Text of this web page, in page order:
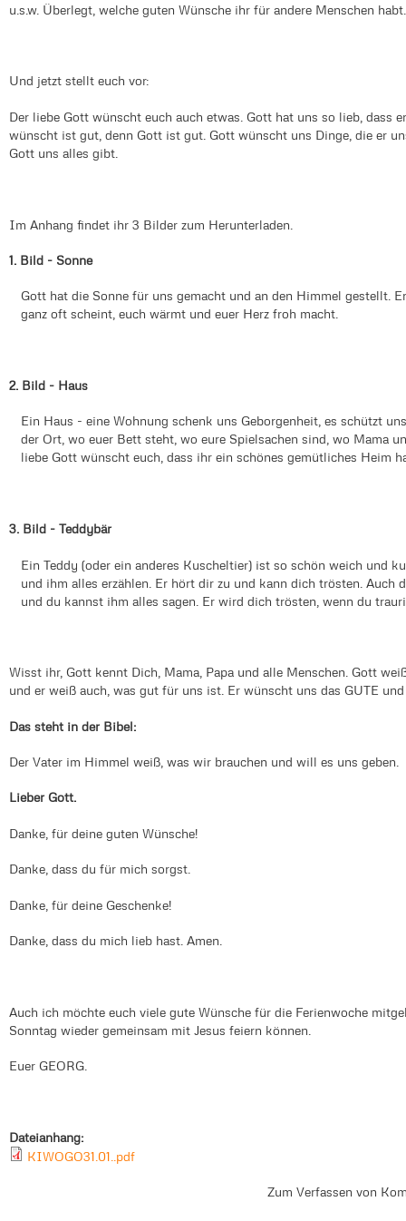
u.s.w. Überlegt, welche guten Wünsche ihr für andere Menschen habt.
Und jetzt stellt euch vor:
Der liebe Gott wünscht euch auch etwas. Gott hat uns so lieb, dass
wünscht ist gut, denn Gott ist gut. Gott wünscht uns Dinge, die er
Gott uns alles gibt.
Im Anhang findet ihr 3 Bilder zum Herunterladen.
1. Bild - Sonne
Gott hat die Sonne für uns gemacht und an den Himmel gestellt.
ganz oft scheint, euch wärmt und euer Herz froh macht.
2. Bild - Haus
Ein Haus - eine Wohnung schenk uns Geborgenheit, es schützt
der Ort, wo euer Bett steht, wo eure Spielsachen sind, wo Mama
liebe Gott wünscht euch, dass ihr ein schönes gemütliches Heim
3. Bild - Teddybär
Ein Teddy (oder ein anderes Kuscheltier) ist so schön weich und
und ihm alles erzählen. Er hört dir zu und kann dich trösten. Auch
und du kannst ihm alles sagen. Er wird dich trösten, wenn du
Wisst ihr, Gott kennt Dich, Mama, Papa und alle Menschen. Gott
und er weiß auch, was gut für uns ist. Er wünscht uns das GUTE
Das steht in der Bibel:
Der Vater im Himmel weiß, was wir brauchen und will es uns geben.
Lieber Gott.
Danke, für deine guten Wünsche!
Danke, dass du für mich sorgst.
Danke, für deine Geschenke!
Danke, dass du mich lieb hast. Amen.
Auch ich möchte euch viele gute Wünsche für die Ferienwoche
Sonntag wieder gemeinsam mit Jesus feiern können.
Euer GEORG.
Dateianhang:
KIWOGO31.01..pdf
Zum Verfassen von